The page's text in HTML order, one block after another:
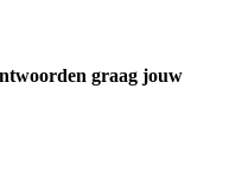
graag jouw